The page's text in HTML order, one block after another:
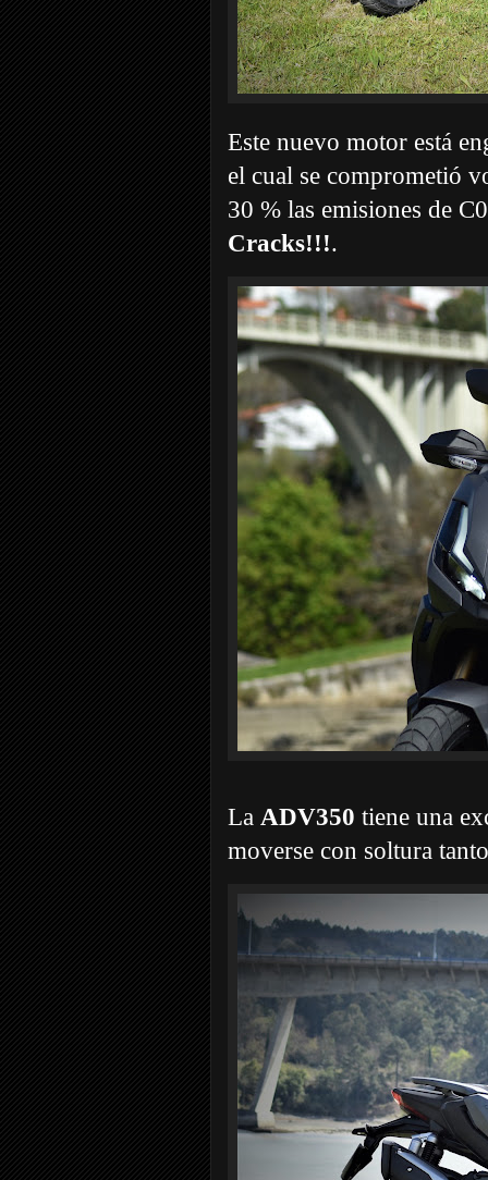
Este nuevo motor está
el cual se comprometió
30 % las emisiones de
Cracks!!!.
La ADV350 tiene una
moverse con soltura